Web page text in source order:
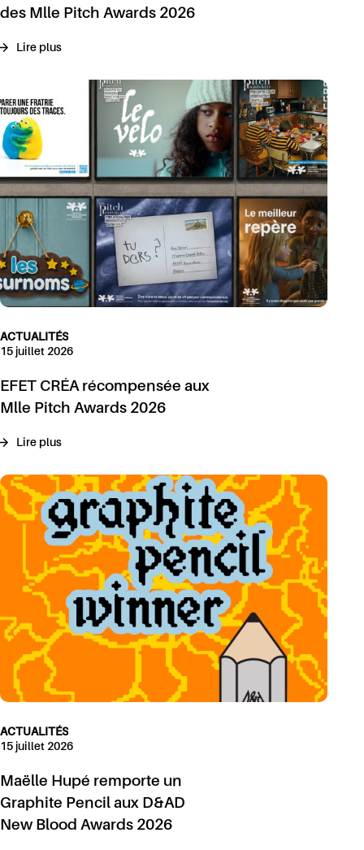
des Mlle Pitch Awards 2026
Lire plus
ACTUALITÉS
15 juillet 2026
EFET CRÉA récompensée aux
Mlle Pitch Awards 2026
Lire plus
ACTUALITÉS
15 juillet 2026
Maëlle Hupé remporte un
Graphite Pencil aux D&AD
New Blood Awards 2026